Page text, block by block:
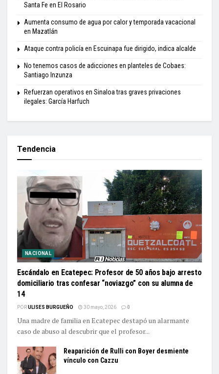
Santa Fe en El Rosario
Aumenta consumo de agua por calor y temporada vacacional
en Mazatlán
Ataque contra policía en Escuinapa fue dirigido, indica alcalde
No tenemos casos de adicciones en planteles de Cobaes:
Santiago Inzunza
Refuerzan operativos en Sinaloa tras graves privaciones
ilegales: García Harfuch
Tendencia
NACIONAL
Escándalo en Ecatepec: Profesor de 50 años bajo arresto
domiciliario tras confesar “noviazgo” con su alumna de
14
PORULISES BURGUEÑO 30 mayo, 2026 0
Una madre de familia en Ecatepec destapó un alarmante
caso de abuso al descubrir que el profesor...
Reaparición de Rulli con Boyer desmiente
vínculo con Cazzu